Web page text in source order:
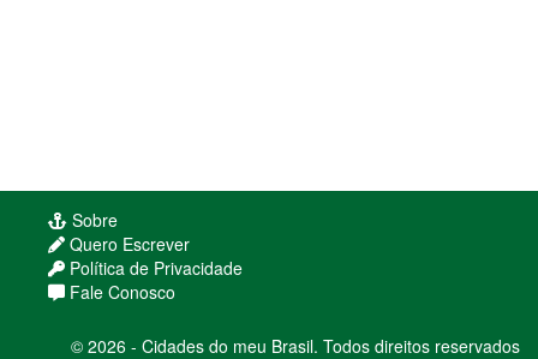
Sobre
Quero Escrever
Política de Privacidade
Fale Conosco
© 2026 - Cidades do meu Brasil. Todos direitos reservados